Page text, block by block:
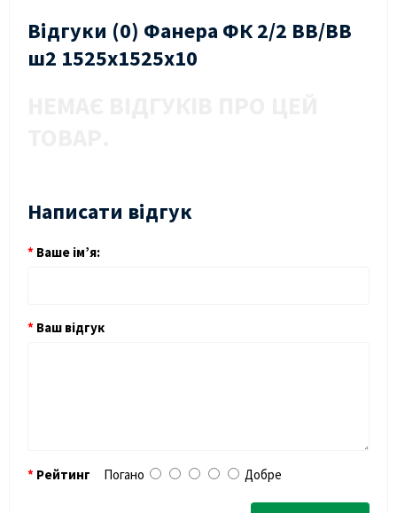
Відгуки (0) Фанера ФК 2/2 ВВ/ВВ
ш2 1525х1525х10
Написати відгук
Ваше ім’я:
Ваш відгук
Рейтинг Погано Добре